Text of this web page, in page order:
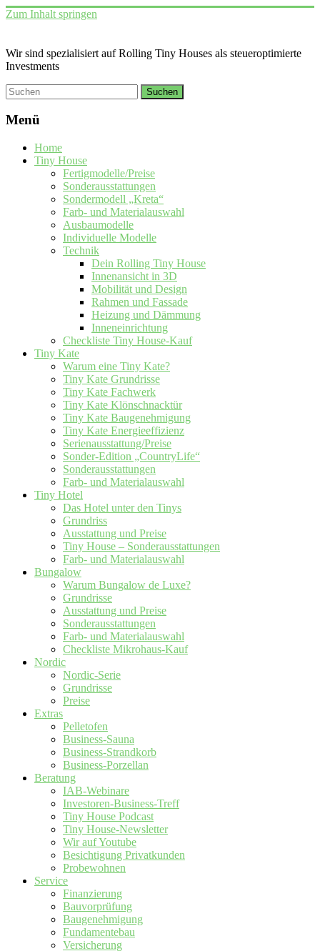
Zum Inhalt springen
Wir sind spezialisiert auf Rolling Tiny Houses als steueroptimierte
Investments
Menü
Home
Tiny House
Fertigmodelle/Preise
Sonderausstattungen
Sondermodell „Kreta“
Farb- und Materialauswahl
Ausbaumodelle
Individuelle Modelle
Technik
Dein Rolling Tiny House
Innenansicht in 3D
Mobilität und Design
Rahmen und Fassade
Heizung und Dämmung
Inneneinrichtung
Checkliste Tiny House-Kauf
Tiny Kate
Warum eine Tiny Kate?
Tiny Kate Grundrisse
Tiny Kate Fachwerk
Tiny Kate Klönschnacktür
Tiny Kate Baugenehmigung
Tiny Kate Energieeffizienz
Serienausstattung/Preise
Sonder-Edition „CountryLife“
Sonderausstattungen
Farb- und Materialauswahl
Tiny Hotel
Das Hotel unter den Tinys
Grundriss
Ausstattung und Preise
Tiny House – Sonderausstattungen
Farb- und Materialauswahl
Bungalow
Warum Bungalow de Luxe?
Grundrisse
Ausstattung und Preise
Sonderausstattungen
Farb- und Materialauswahl
Checkliste Mikrohaus-Kauf
Nordic
Nordic-Serie
Grundrisse
Preise
Extras
Pelletofen
Business-Sauna
Business-Strandkorb
Business-Porzellan
Beratung
IAB-Webinare
Investoren-Business-Treff
Tiny House Podcast
Tiny House-Newsletter
Wir auf Youtube
Besichtigung Privatkunden
Probewohnen
Service
Finanzierung
Bauvorprüfung
Baugenehmigung
Fundamentebau
Versicherung